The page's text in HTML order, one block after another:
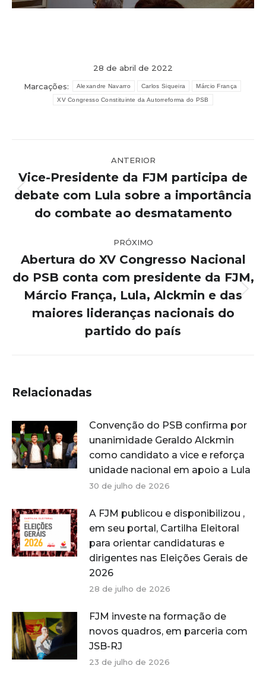
28 de abril de 2022
Marcações:
Alexandre Navarro Carlos Siqueira Márcio França
XV Congresso Constituinte da Autorreforma do PSB
de
post:
ANTERIOR
Post
anterior:
Vice-Presidente da FJM participa de
debate com Lula sobre a importância
do combate ao desmatamento
PRÓXIMO
Próximo
post:
Abertura do XV Congresso Nacional
do PSB conta com presidente da FJM,
Márcio França, Lula, Alckmin e das
maiores lideranças nacionais do
partido do país
Relacionadas
Convenção do PSB confirma por
unanimidade Geraldo Alckmin
como candidato a vice e reforça
unidade nacional em apoio a Lula
30 de julho de 2026
A FJM publicou e disponibilizou ,
em seu portal, Cartilha Eleitoral
para orientar candidaturas e
dirigentes nas Eleições Gerais de
2026
28 de julho de 2026
FJM investe na formação de
novos quadros, em parceria com
JSB-RJ
23 de julho de 2026